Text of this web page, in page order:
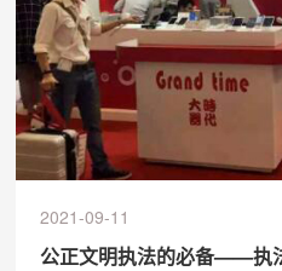
2021-09-11
公正文明执法的必备——执